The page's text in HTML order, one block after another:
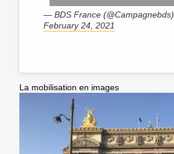
— BDS France (@Campagnebds)
February 24, 2021
La mobilisation en images